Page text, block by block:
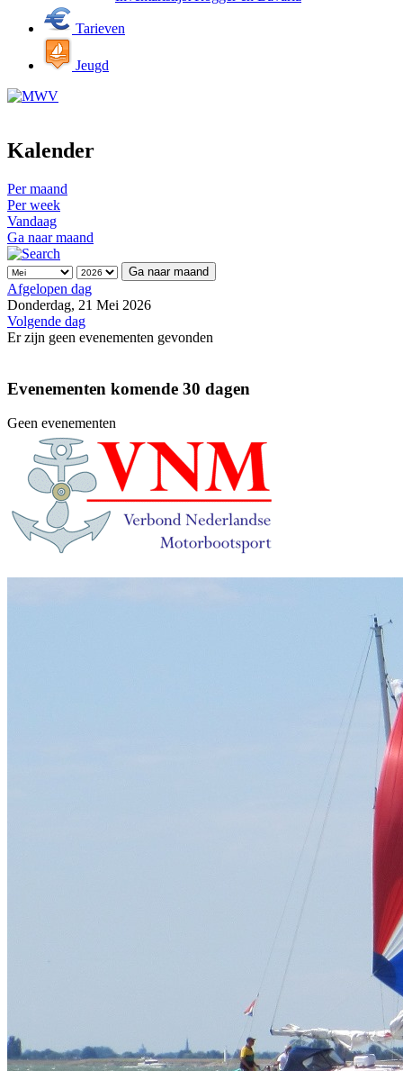
Tarieven
Jeugd
Kalender
Per maand
Per week
Vandaag
Ga naar maand
Ga naar maand
Afgelopen dag
Donderdag, 21 Mei 2026
Volgende dag
Er zijn geen evenementen gevonden
Evenementen komende 30 dagen
Geen evenementen